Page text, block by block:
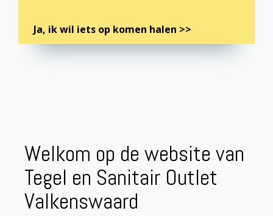
Ja, ik wil iets op komen halen >>
Welkom op de website van
Tegel en Sanitair Outlet
Valkenswaard